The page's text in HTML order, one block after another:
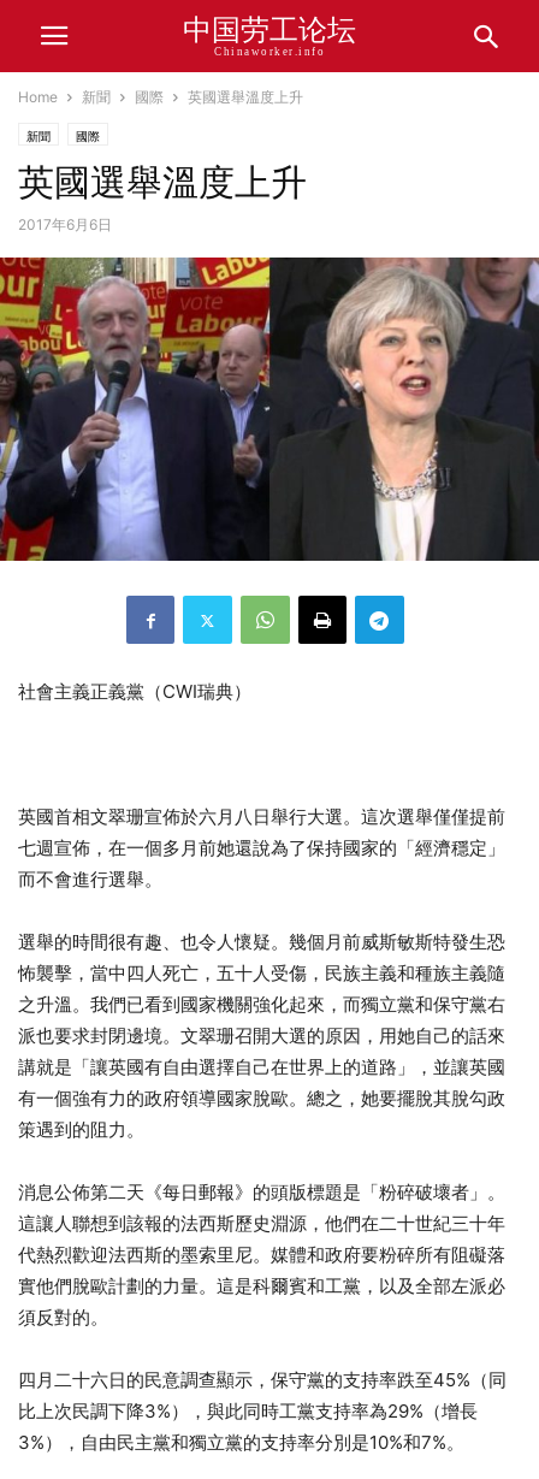
中国劳工论坛
Chinaworker.info
Home 新聞 國際 英國選舉溫度上升
新聞 國際
英國選舉溫度上升
2017年6月6日
社會主義正義黨（CWI瑞典）
英國首相文翠珊宣佈於六月八日舉行大選。這次選舉僅僅提前
七週宣佈，在一個多月前她還說為了保持國家的「經濟穩定」
而不會進行選舉。
選舉的時間很有趣、也令人懷疑。幾個月前威斯敏斯特發生恐
怖襲擊，當中四人死亡，五十人受傷，民族主義和種族主義隨
之升溫。我們已看到國家機關強化起來，而獨立黨和保守黨右
派也要求封閉邊境。文翠珊召開大選的原因，用她自己的話來
講就是「讓英國有自由選擇自己在世界上的道路」，並讓英國
有一個強有力的政府領導國家脫歐。總之，她要擺脫其脫勾政
策遇到的阻力。
消息公佈第二天《每日郵報》的頭版標題是「粉碎破壞者」。
這讓人聯想到該報的法西斯歷史淵源，他們在二十世紀三十年
代熱烈歡迎法西斯的墨索里尼。媒體和政府要粉碎所有阻礙落
實他們脫歐計劃的力量。這是科爾賓和工黨，以及全部左派必
須反對的。
四月二十六日的民意調查顯示，保守黨的支持率跌至45%（同
比上次民調下降3%），與此同時工黨支持率為29%（增長
3%），自由民主黨和獨立黨的支持率分別是10%和7%。